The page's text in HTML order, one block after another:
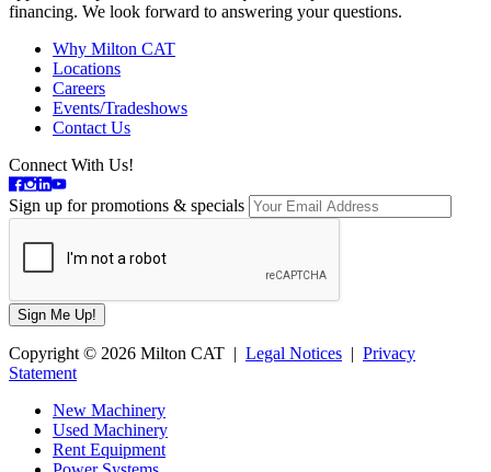
financing. We look forward to answering your questions.
Why Milton CAT
Locations
Careers
Events/Tradeshows
Contact Us
Connect With Us!
Sign up for promotions & specials
Copyright © 2026 Milton CAT | Legal Notices | Privacy
Statement
New Machinery
Used Machinery
Rent Equipment